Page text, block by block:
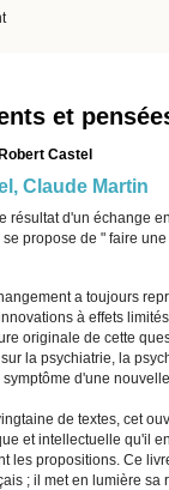
et
Castel
, Claude Martin
résultat d'un échange
propose de " faire
a toujours
à effets
originale de cette
la psychiatrie, la
d'une
de textes, cet
et intellectuelle qu'il
les propositions. Ce
; il met en lumière sa